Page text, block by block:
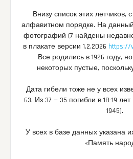
Внизу список этих летчиков,
алфавитном порядке. На
фотографий (7 найдены
в плакате версии 1.2.2026 https://
Все родились в 1926 году,
некоторых пустые,
Дата гибели тоже не у всех
63. Из 37 — 35 погибли в 18-19 лет
1945).
У всех в базе данных указана
«Память